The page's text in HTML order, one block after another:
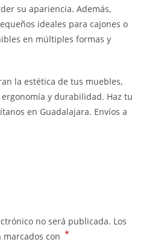
su apariencia. Además,
ideales para cajones o
en múltiples formas y
la estética de tus muebles,
y durabilidad. Haz tu
en Guadalajara. Envíos a
no será publicada. Los
con *